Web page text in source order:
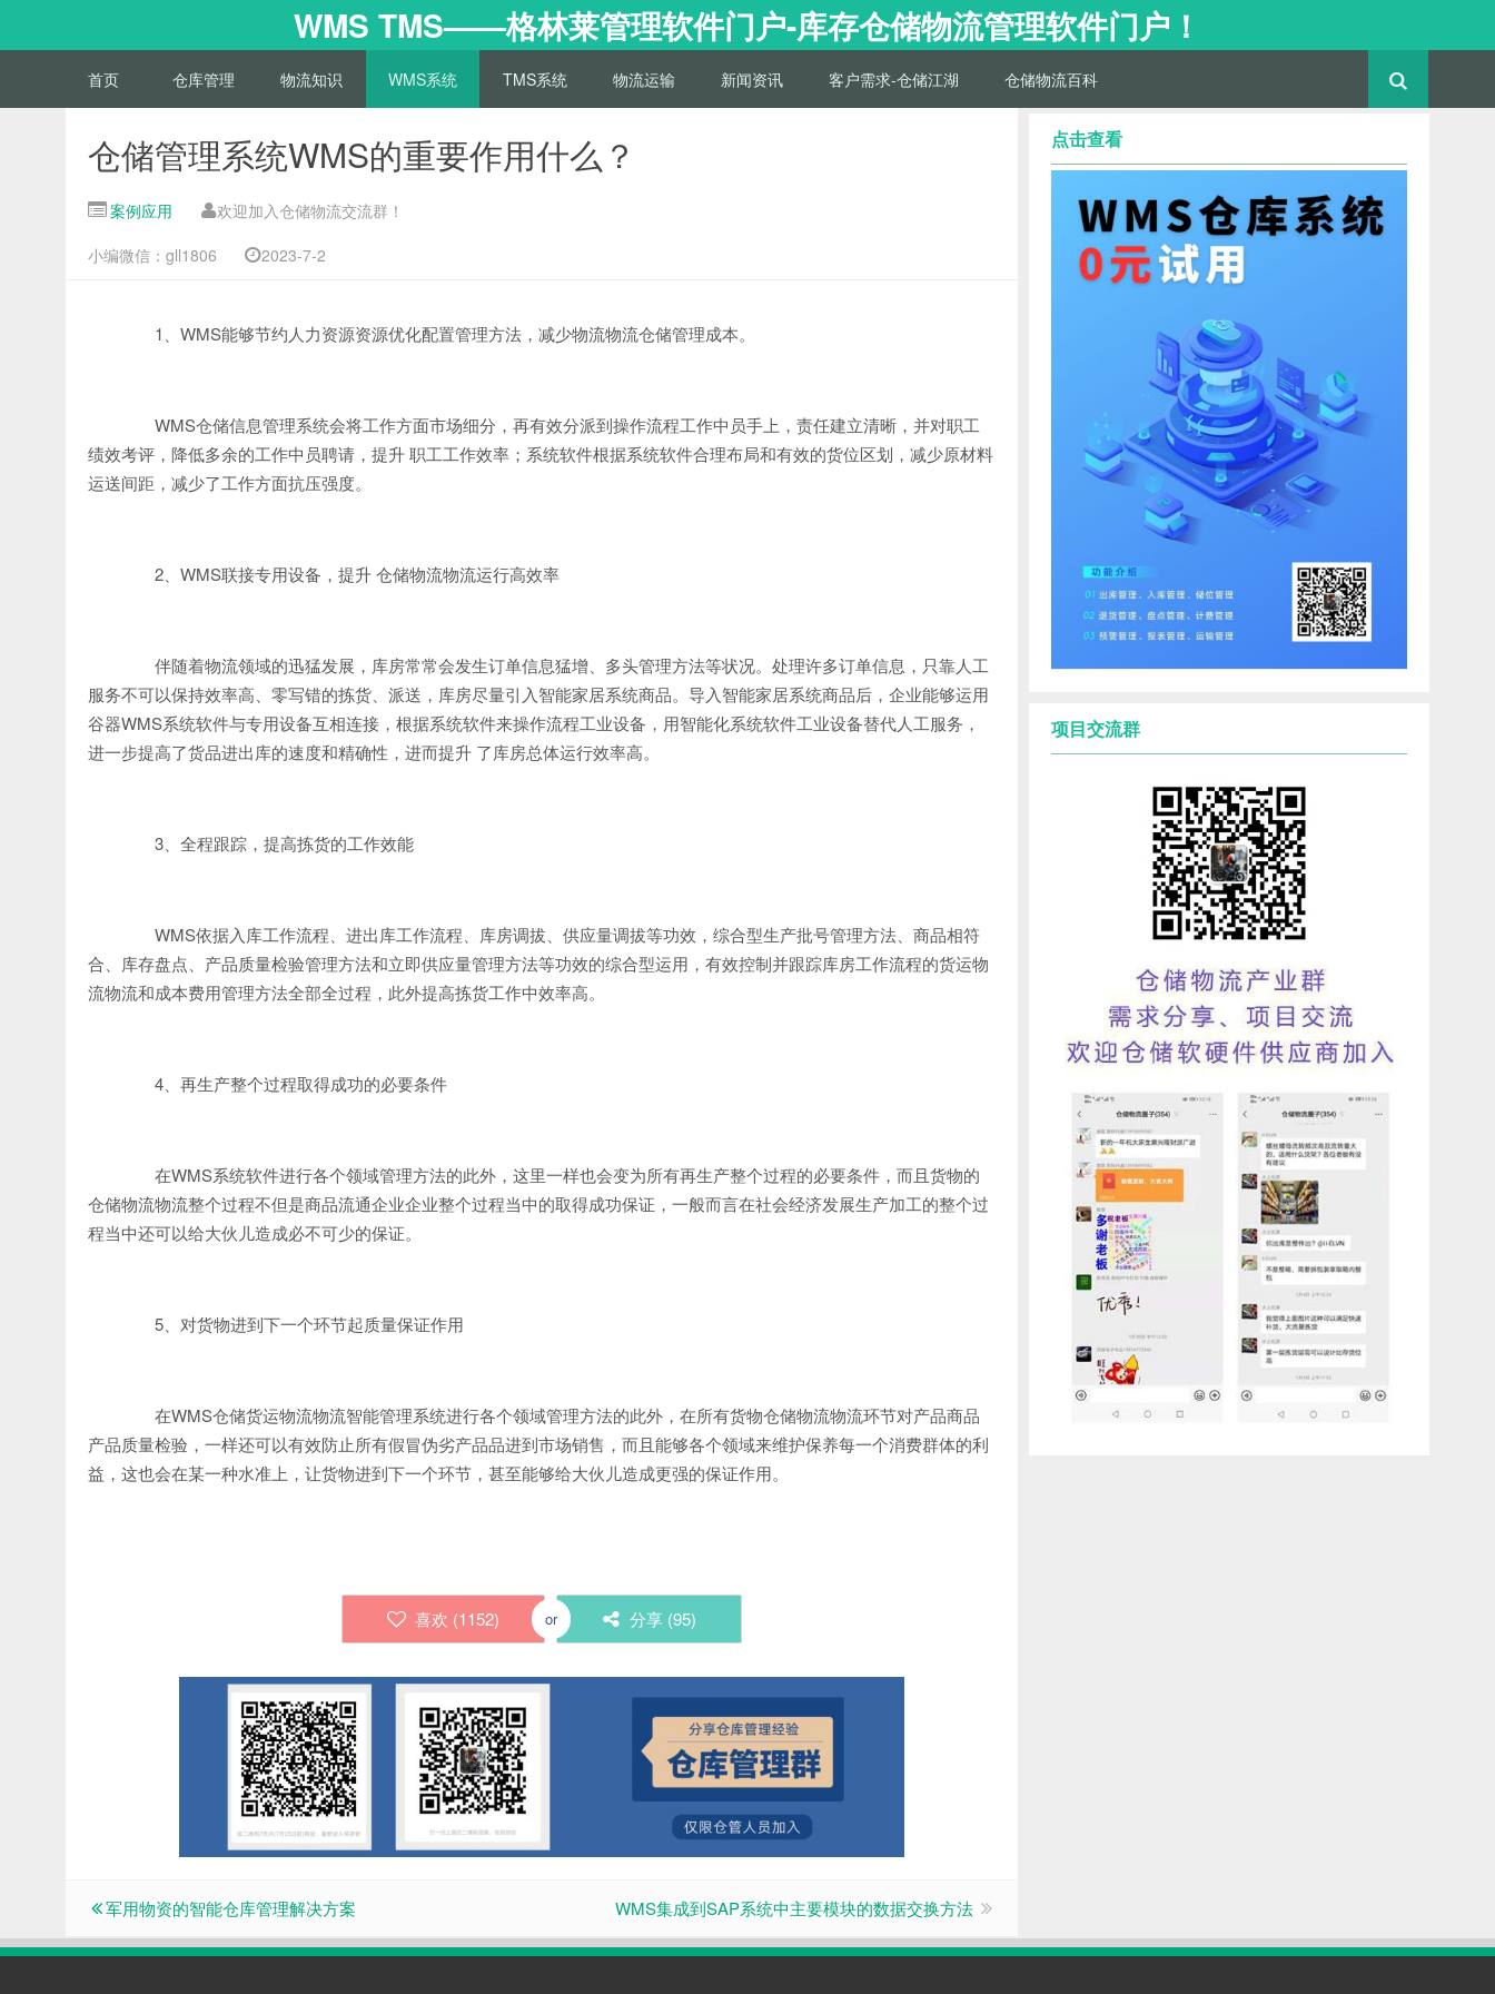
WMS TMS——格林莱管理软件门户-库存仓储物流管理软件门户！
首页 仓库管理 物流知识 WMS系统 TMS系统 物流运输 新闻资讯 客户需求-仓储江湖 仓储物流百科
仓储管理系统WMS的重要作用什么？
案例应用
欢迎加入仓储物流交流群！
小编微信：gll1806
2023-7-2
1、WMS能够节约人力资源资源优化配置管理方法，减少物流物流仓储管理成本。
WMS仓储信息管理系统会将工作方面市场细分，再有效分派到操作流程工作中员手上，责任建立清晰，并对职工
绩效考评，降低多余的工作中员聘请，提升 职工工作效率；系统软件根据系统软件合理布局和有效的货位区划，减少原材料
运送间距，减少了工作方面抗压强度。
2、WMS联接专用设备，提升 仓储物流物流运行高效率
伴随着物流领域的迅猛发展，库房常常会发生订单信息猛增、多头管理方法等状况。处理许多订单信息，只靠人工
服务不可以保持效率高、零写错的拣货、派送，库房尽量引入智能家居系统商品。导入智能家居系统商品后，企业能够运用
谷器WMS系统软件与专用设备互相连接，根据系统软件来操作流程工业设备，用智能化系统软件工业设备替代人工服务，
进一步提高了货品进出库的速度和精确性，进而提升 了库房总体运行效率高。
3、全程跟踪，提高拣货的工作效能
WMS依据入库工作流程、进出库工作流程、库房调拔、供应量调拔等功效，综合型生产批号管理方法、商品相符
合、库存盘点、产品质量检验管理方法和立即供应量管理方法等功效的综合型运用，有效控制并跟踪库房工作流程的货运物
流物流和成本费用管理方法全部全过程，此外提高拣货工作中效率高。
4、再生产整个过程取得成功的必要条件
在WMS系统软件进行各个领域管理方法的此外，这里一样也会变为所有再生产整个过程的必要条件，而且货物的
仓储物流物流整个过程不但是商品流通企业企业整个过程当中的取得成功保证，一般而言在社会经济发展生产加工的整个过
程当中还可以给大伙儿造成必不可少的保证。
5、对货物进到下一个环节起质量保证作用
在WMS仓储货运物流物流智能管理系统进行各个领域管理方法的此外，在所有货物仓储物流物流环节对产品商品
产品质量检验，一样还可以有效防止所有假冒伪劣产品品进到市场销售，而且能够各个领域来维护保养每一个消费群体的利
益，这也会在某一种水准上，让货物进到下一个环节，甚至能够给大伙儿造成更强的保证作用。
喜欢 (1152) or 分享 (95)
军用物资的智能仓库管理解决方案 ​WMS集成到SAP系统中主要模块的数据交换方法
点击查看
项目交流群